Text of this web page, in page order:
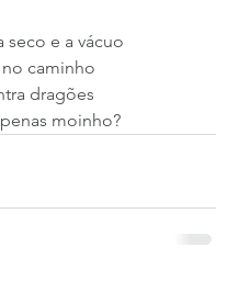
seco e a vácuo
caminho
dragões
moinho?